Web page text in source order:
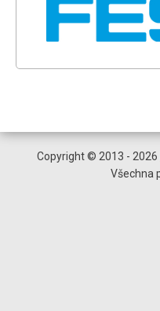
Copyright © 2013 - 2026
Všechna